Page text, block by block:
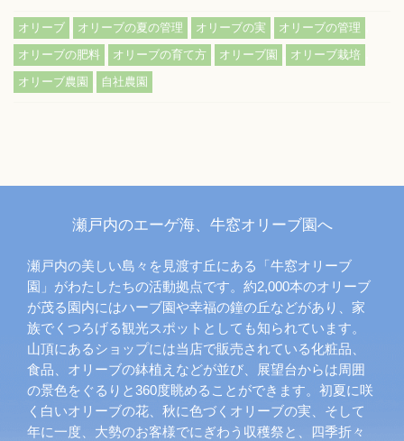
オリーブ オリーブの夏の管理 オリーブの実 オリーブの管理
オリーブの肥料 オリーブの育て方 オリーブ園 オリーブ栽培
オリーブ農園 自社農園
瀬戸内のエーゲ海、牛窓オリーブ園へ
瀬戸内の美しい島々を見渡す丘にある「牛窓オリーブ
園」がわたしたちの活動拠点です。約2,000本のオリーブ
が茂る園内にはハーブ園や幸福の鐘の丘などがあり、家
族でくつろげる観光スポットとしても知られています。
山頂にあるショップには当店で販売されている化粧品、
食品、オリーブの鉢植えなどが並び、展望台からは周囲
の景色をぐるりと360度眺めることができます。初夏に咲
く白いオリーブの花、秋に色づくオリーブの実、そして
年に一度、大勢のお客様でにぎわう収穫祭と、四季折々